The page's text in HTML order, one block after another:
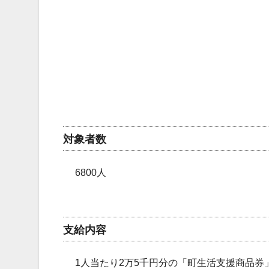
対象者数
6800人
支給内容
1人当たり2万5千円分の「町生活支援商品券